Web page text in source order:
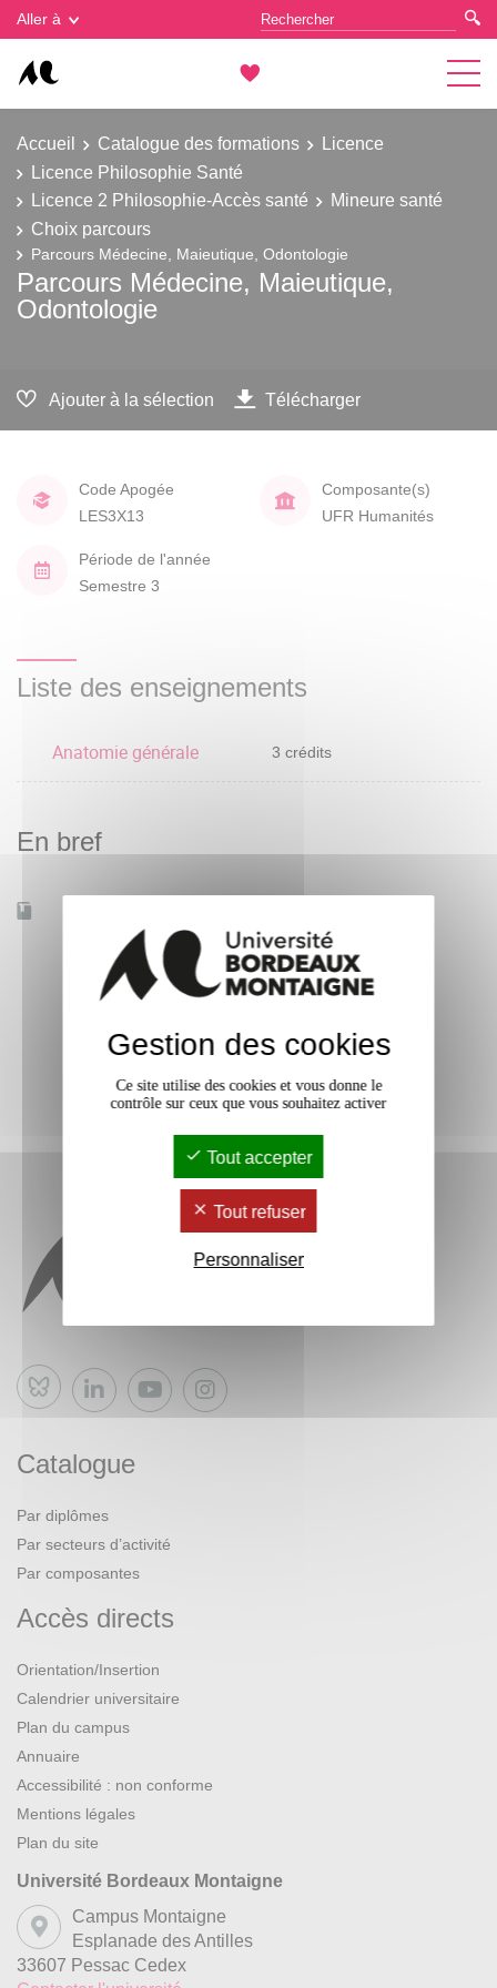
Aller à
Accueil Catalogue des formations
Licence
Licence Philosophie Santé
Licence 2 Philosophie-Accès santé
Mineure santé
Choix parcours
Parcours Médecine, Maieutique, Odontologie
Parcours Médecine, Maieutique,
Odontologie
Ajouter à la sélection Télécharger
Code Apogée
LES3X13
Composante(s)
UFR Humanités
Période de l'année
Semestre 3
Liste des enseignements
Anatomie générale 3 crédits
En bref
Bluesky
Catalogue
Par diplômes
Par secteurs d’activité
Par composantes
Accès directs
Orientation/Insertion
Calendrier universitaire
Plan du campus
Annuaire
Accessibilité : non conforme
Mentions légales
Plan du site
Université Bordeaux Montaigne
Campus Montaigne
Esplanade des Antilles
33607 Pessac Cedex
Gestion des cookies
Gestion des cookies
Ce site utilise des cookies et vous donne le
contrôle sur ceux que vous souhaitez activer
Tout accepter
Tout refuser
Personnaliser